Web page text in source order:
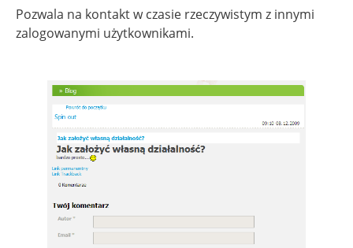
Pozwala na kontakt w czasie rzeczywistym z innymi
zalogowanymi użytkownikami.
Show larger version for: